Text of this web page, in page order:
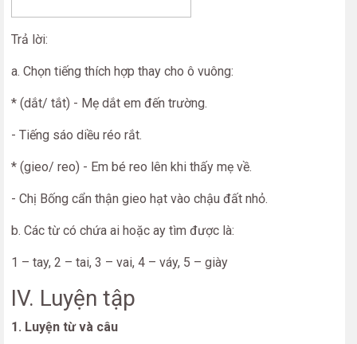
Trả lời:
a. Chọn tiếng thích hợp thay cho ô vuông:
* (dắt/ tắt) - Mẹ dắt em đến trường.
- Tiếng sáo diều réo rắt.
* (gieo/ reo) - Em bé reo lên khi thấy mẹ về.
- Chị Bống cẩn thận gieo hạt vào chậu đất nhỏ.
b. Các từ có chứa ai hoặc ay tìm được là:
1 – tay, 2 – tai, 3 – vai, 4 – váy, 5 – giày
IV. Luyện tập
1. Luyện từ và câu